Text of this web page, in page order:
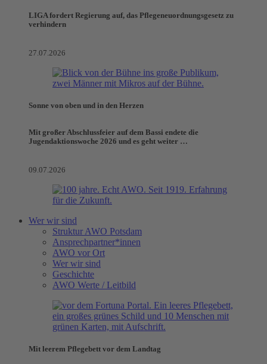
LIGA fordert Regierung auf, das Pflegeneuordnungsgesetz zu
verhindern
27.07.2026
Sonne von oben und in den Herzen
Mit großer Abschlussfeier auf dem Bassi endete die
Jugendaktionswoche 2026 und es geht weiter …
09.07.2026
Wer wir sind
Struktur AWO Potsdam
Ansprechpartner*innen
AWO vor Ort
Wer wir sind
Geschichte
AWO Werte / Leitbild
Mit leerem Pflegebett vor dem Landtag